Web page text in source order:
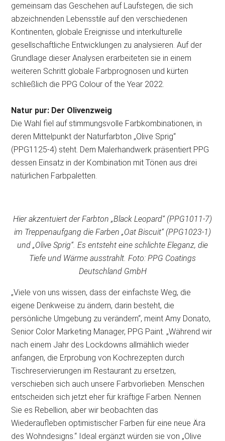
gemeinsam das Geschehen auf Laufstegen, die sich
abzeichnenden Lebensstile auf den verschiedenen
Kontinenten, globale Ereignisse und interkulturelle
gesellschaftliche Entwicklungen zu analysieren. Auf der
Grundlage dieser Analysen erarbeiteten sie in einem
weiteren Schritt globale Farbprognosen und kürten
schließlich die PPG Colour of the Year 2022.
Natur pur: Der Olivenzweig
Die Wahl fiel auf stimmungsvolle Farbkombinationen, in
deren Mittelpunkt der Naturfarbton „Olive Sprig“
(PPG1125-4) steht. Dem Malerhandwerk präsentiert PPG
dessen Einsatz in der Kombination mit Tönen aus drei
natürlichen Farbpaletten.
Hier akzentuiert der Farbton „Black Leopard“ (PPG1011-7)
im Treppenaufgang die Farben „Oat Biscuit“ (PPG1023-1)
und „Olive Sprig“. Es entsteht eine schlichte Eleganz, die
Tiefe und Wärme ausstrahlt. Foto: PPG Coatings
Deutschland GmbH
„Viele von uns wissen, dass der einfachste Weg, die
eigene Denkweise zu ändern, darin besteht, die
persönliche Umgebung zu verändern“, meint Amy Donato,
Senior Color Marketing Manager, PPG Paint. „Während wir
nach einem Jahr des Lockdowns allmählich wieder
anfangen, die Erprobung von Kochrezepten durch
Tischreservierungen im Restaurant zu ersetzen,
verschieben sich auch unsere Farbvorlieben. Menschen
entscheiden sich jetzt eher für kräftige Farben. Nennen
Sie es Rebellion, aber wir beobachten das
Wiederaufleben optimistischer Farben für eine neue Ära
des Wohndesigns.“ Ideal ergänzt würden sie von „Olive